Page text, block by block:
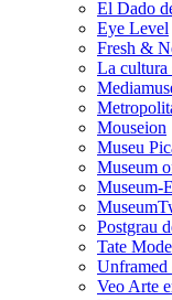
El Dado
Eye Level
Fresh &
La cultura
Mouseion
Museu
Museum
Museum-
Postgrau
Tate
Veo Arte